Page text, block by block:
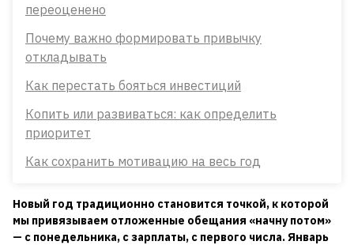
переоценено
Почему важно формировать привычку
откладывать
Как перестать бояться инвестиций
Копить или развиваться: как определить
приоритет
Как сохранить мотивацию на весь год
Новый год традиционно становится точкой, к которой
мы привязываем отложенные обещания «начну потом»
— с понедельника, с зарплаты, с первого числа. Январь